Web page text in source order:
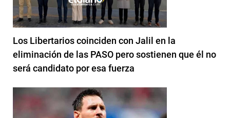
Los Libertarios coinciden con Jalil en la
eliminación de las PASO pero sostienen que él no
será candidato por esa fuerza